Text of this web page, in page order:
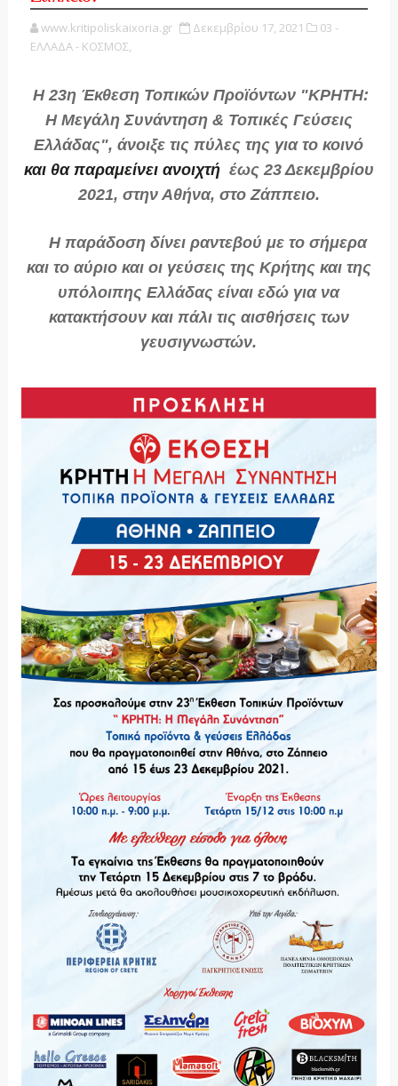
www.kritipoliskaixoria.gr Δεκεμβρίου 17, 2021
03 -
ΕΛΛΑΔΑ - ΚΟΣΜΟΣ,
Η23η Έκθεση Τοπικών Προϊόντων "ΚΡΗΤΗ:
Η Μεγάλη Συνάντηση & Τοπικές Γεύσεις
Ελλάδας", άνοιξε τις πύλες της για το κοινό
και θα παραμείνει ανοιχτή έως 23 Δεκεμβρίου
2021, στην Αθήνα, στο Ζάππειο.
Η παράδοση δίνει ραντεβού με το σήμερα
και το αύριο και οι γεύσεις της Κρήτης και της
υπόλοιπης Ελλάδας είναι εδώ για να
κατακτήσουν και πάλι τις αισθήσεις των
γευσιγνωστών.